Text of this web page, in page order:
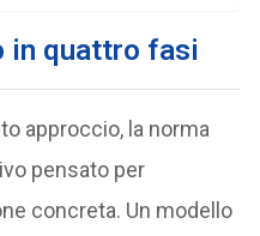
in quattro fasi
approccio, la norma
pensato per
concreta. Un modello